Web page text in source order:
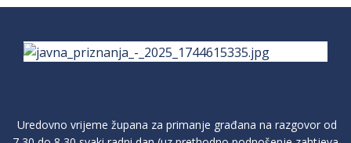
Uredovno vrijeme župana za primanje građana na razgovor od